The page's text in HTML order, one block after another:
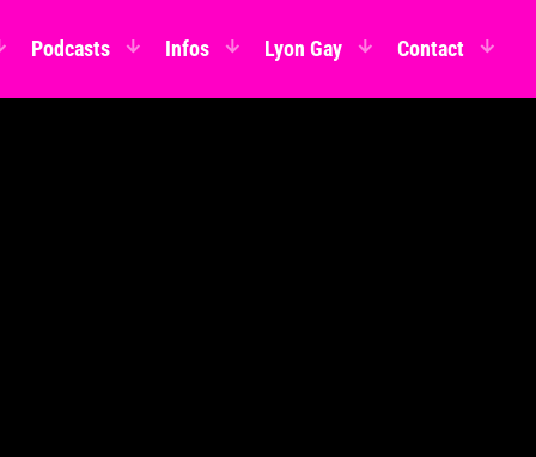
Podcasts Infos Lyon Gay Contact